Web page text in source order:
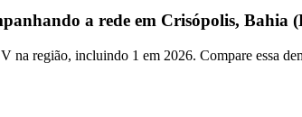
a rede em Crisópolis, Bahia
na região, incluindo 1 em 2026. Compare essa